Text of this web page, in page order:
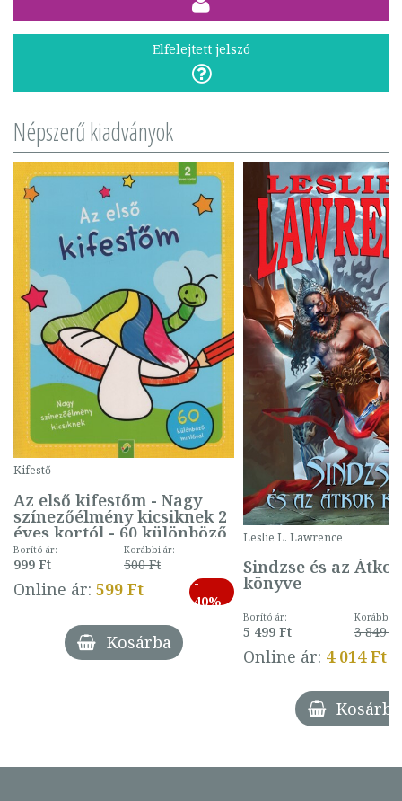
Elfelejtett jelszó
Népszerű kiadványok
Kifestő
Az első kifestőm - Nagy
színezőélmény kicsiknek 2
éves kortól - 60 különböző
mintával (gombás)
Borító ár:
999 Ft
Korábbi ár:
500 Ft
Online ár: 599 Ft
-
40%
Kosárba
Leslie L. Lawrence
Sindzse és az Átkok
könyve
Borító ár:
5 499 Ft
Korábbi
3 849 Ft
Online ár: 4 014 Ft
Kosárba